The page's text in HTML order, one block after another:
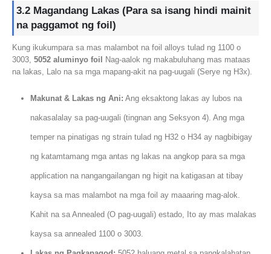
3.2 Magandang Lakas (Para sa isang hindi mainit
na paggamot ng foil)
Kung ikukumpara sa mas malambot na foil alloys tulad ng 1100 o
3003, 5052 aluminyo foil Nag-aalok ng makabuluhang mas mataas
na lakas, Lalo na sa mga mapang-akit na pag-uugali (Serye ng H3x).
Makunat & Lakas ng Ani: Ang eksaktong lakas ay lubos na
nakasalalay sa pag-uugali (tingnan ang Seksyon 4). Ang mga
temper na pinatigas ng strain tulad ng H32 o H34 ay nagbibigay
ng katamtamang mga antas ng lakas na angkop para sa mga
application na nangangailangan ng higit na katigasan at tibay
kaysa sa mas malambot na mga foil ay maaaring mag-alok.
Kahit na sa Annealed (O pag-uugali) estado, Ito ay mas malakas
kaysa sa annealed 1100 o 3003.